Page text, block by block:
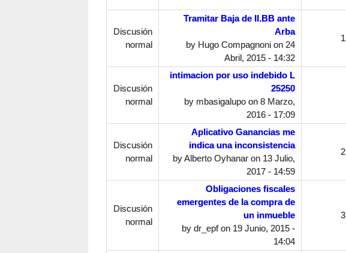
Discusión
normal
Tramitar Baja de II.BB ante
Arba
by Hugo Compagnonion 24
Abril, 2015 - 14:32
1
Discusión
normal
intimacion por uso indebido L
25250
by mbasigalupoon 8 Marzo,
2016 - 17:09
Discusión
normal
Aplicativo Ganancias me
indica una inconsistencia
byAlberto Oyhanaron 13 Julio,
2017 - 14:59
2
Discusión
normal
Obligaciones fiscales
emergentes de la compra de
un inmueble
by dr_epfon 19 Junio, 2015 -
14:04
3